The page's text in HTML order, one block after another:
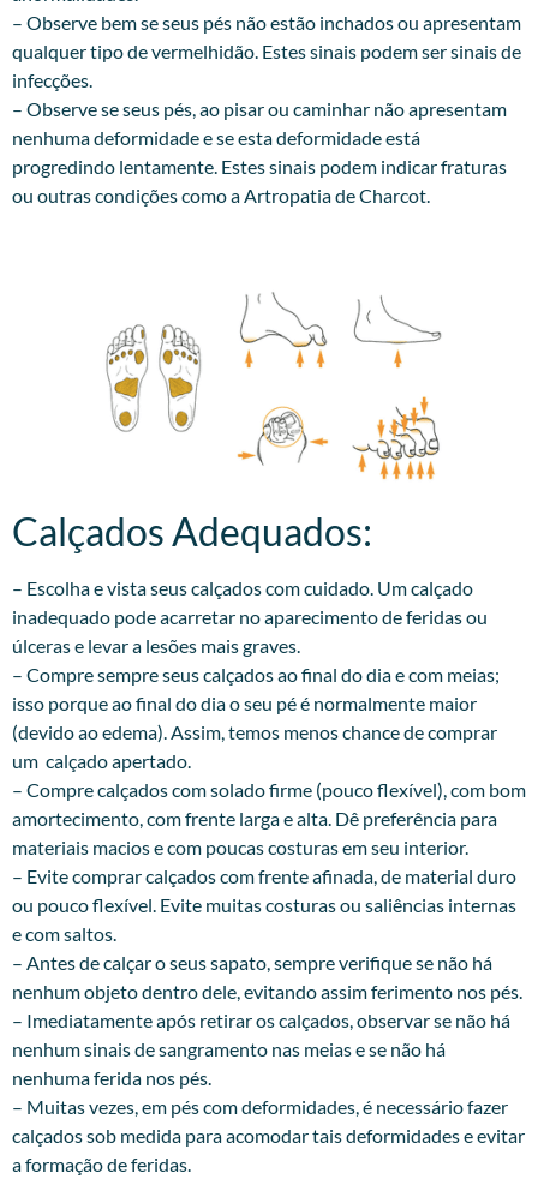
– Observe bem se seus pés não estão inchados ou apresentam
qualquer tipo de vermelhidão. Estes sinais podem ser sinais de
infecções.
– Observe se seus pés, ao pisar ou caminhar não apresentam
nenhuma deformidade e se esta deformidade está
progredindo lentamente. Estes sinais podem indicar fraturas
ou outras condições como a Artropatia de Charcot.
Calçados Adequados:​
– Escolha e vista seus calçados com cuidado. Um calçado
inadequado pode acarretar no aparecimento de feridas ou
úlceras e levar a lesões mais graves.
– Compre sempre seus calçados ao final do dia e com meias;
isso porque ao final do dia o seu pé é normalmente maior
(devido ao edema). Assim, temos menos chance de comprar
um calçado apertado.
– Compre calçados com solado firme (pouco flexível), com bom
amortecimento, com frente larga e alta. Dê preferência para
materiais macios e com poucas costuras em seu interior.
– Evite comprar calçados com frente afinada, de material duro
ou pouco flexível. Evite muitas costuras ou saliências internas
e com saltos.
– Antes de calçar o seus sapato, sempre verifique se não há
nenhum objeto dentro dele, evitando assim ferimento nos pés.
– Imediatamente após retirar os calçados, observar se não há
nenhum sinais de sangramento nas meias e se não há
nenhuma ferida nos pés.
– Muitas vezes, em pés com deformidades, é necessário fazer
calçados sob medida para acomodar tais deformidades e evitar
a formação de feridas.